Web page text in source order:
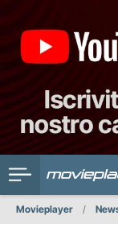
Movieplayer